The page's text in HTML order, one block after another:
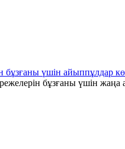
бұзғаны үшін айыппұлдар
бұзғаны үшін